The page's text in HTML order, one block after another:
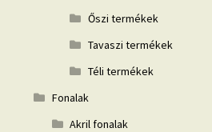
Őszi termékek
Tavaszi termékek
Téli termékek
Fonalak
Akril fonalak